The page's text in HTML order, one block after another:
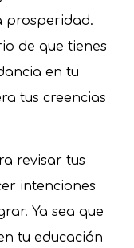
prosperidad.
de que tienes
en tu
tus creencias
revisar tus
intenciones
Ya sea que
tu educación